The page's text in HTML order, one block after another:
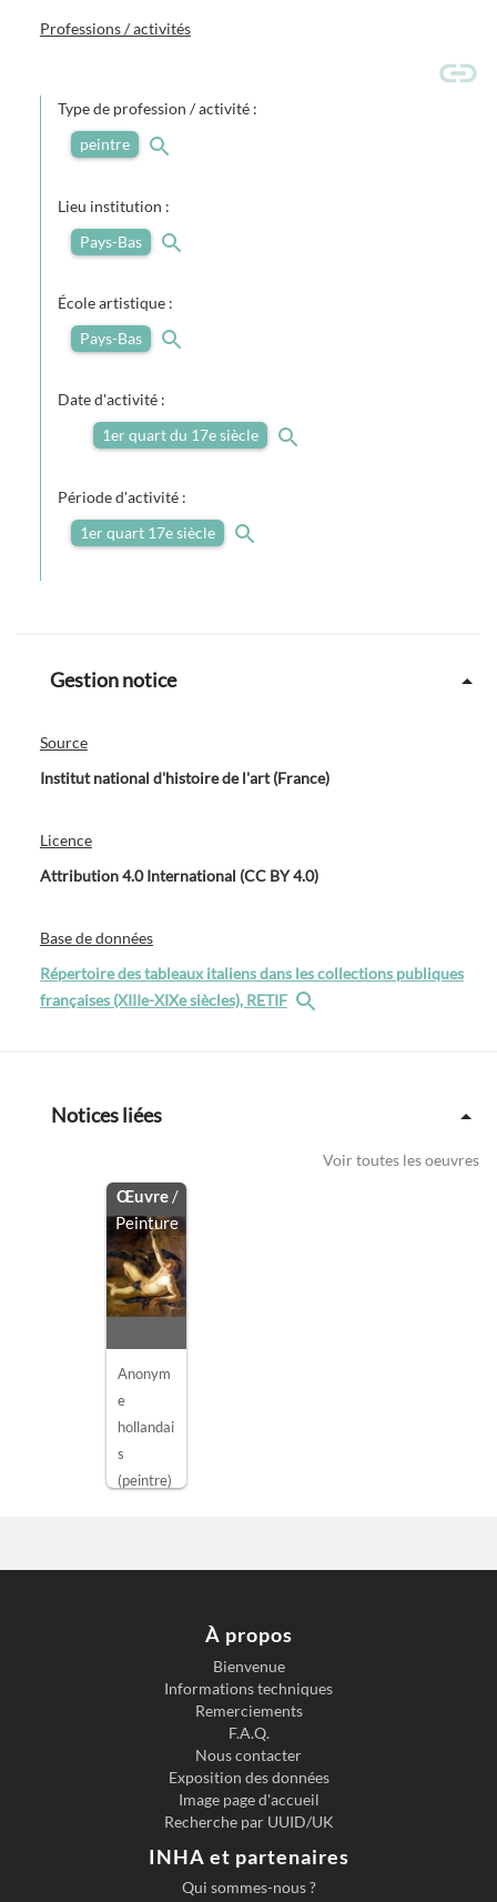
Professions / activités
Type de profession / activité :
peintre
Lieu institution :
Pays-Bas
École artistique :
Pays-Bas
Date d'activité :
1er quart du 17e siècle
Période d'activité :
1er quart 17e siècle
Gestion notice
Source
Institut national d'histoire de l'art (France)
Licence
Attribution 4.0 International (CC BY 4.0)
Base de données
Répertoire des tableaux italiens dans les collections publiques
françaises (XIIIe-XIXe siècles), RETIF
Notices liées
Voir toutes les oeuvres
Œuvre /
Peinture
Anonym
e
hollandai
s
(peintre)
attribué
À propos
Bienvenue
Informations techniques
Remerciements
F.A.Q.
Nous contacter
Exposition des données
Image page d'accueil
Recherche par UUID/UK
INHA et partenaires
Qui sommes-nous ?